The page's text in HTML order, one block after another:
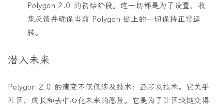
Polygon 2.0 的初始阶段。这一切都是为了设置、收
集反馈并确保当前 Polygon 链上的一切保持正常运
转。
潜入未来
Polygon 2.0 的演变不仅仅涉及技术；还涉及技术。它关乎
社区、成长和去中心化未来的愿景。它是为了让区块链变得